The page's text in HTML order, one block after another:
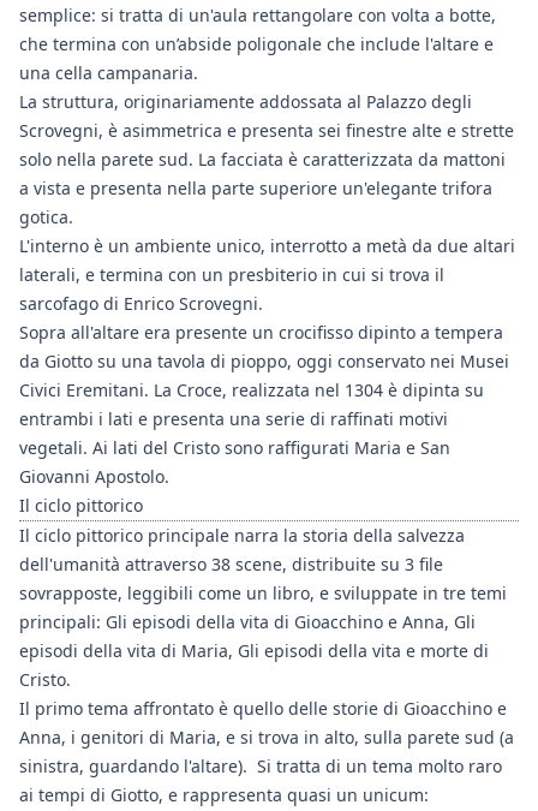
semplice: si tratta di un'aula rettangolare con volta a botte,
che termina con un’abside poligonale che include l'altare e
una cella campanaria.
La struttura, originariamente addossata al Palazzo degli
Scrovegni, è asimmetrica e presenta sei finestre alte e strette
solo nella parete sud. La facciata è caratterizzata da mattoni
a vista e presenta nella parte superiore un'elegante trifora
gotica.
L'interno è un ambiente unico, interrotto a metà da due altari
laterali, e termina con un presbiterio in cui si trova il
sarcofago di Enrico Scrovegni.
Sopra all'altare era presente un crocifisso dipinto a tempera
da Giotto su una tavola di pioppo, oggi conservato nei Musei
Civici Eremitani. La Croce, realizzata nel 1304 è dipinta su
entrambi i lati e presenta una serie di raffinati motivi
vegetali. Ai lati del Cristo sono raffigurati Maria e San
Giovanni Apostolo.
Il ciclo pittorico
Il ciclo pittorico principale narra la storia della salvezza
dell'umanità attraverso 38 scene, distribuite su 3 file
sovrapposte, leggibili come un libro, e sviluppate in tre temi
principali: Gli episodi della vita di Gioacchino e Anna, Gli
episodi della vita di Maria, Gli episodi della vita e morte di
Cristo.
Il primo tema affrontato è quello delle storie di Gioacchino e
Anna, i genitori di Maria, e si trova in alto, sulla parete sud (a
sinistra, guardando l'altare). Si tratta di un tema molto raro
ai tempi di Giotto, e rappresenta quasi un unicum: